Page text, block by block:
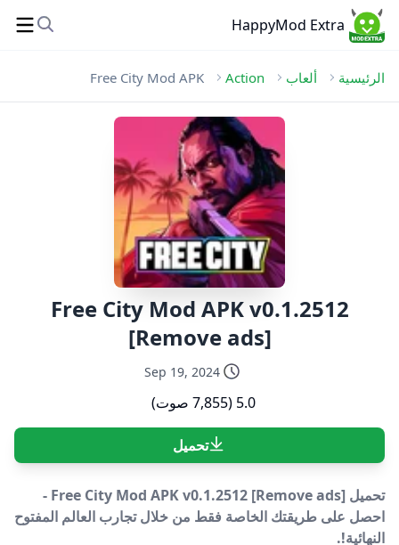
HappyMod Extra
الرئيسية ألعاب Action
Free City Mod APK
Free City Mod APK v0.1.2512
[Remove ads]
Sep 19, 2024
5.0 (7,855 صوت)
تحميل
تحميل Free City Mod APK v0.1.2512 [Remove ads] -
احصل على طريقتك الخاصة فقط من خلال تجارب العالم المفتوح
النهائية!.